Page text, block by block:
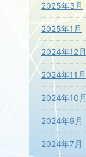
2025年3月
2025年1月
2024年12月
2024年11月
2024年10月
2024年9月
2024年7月